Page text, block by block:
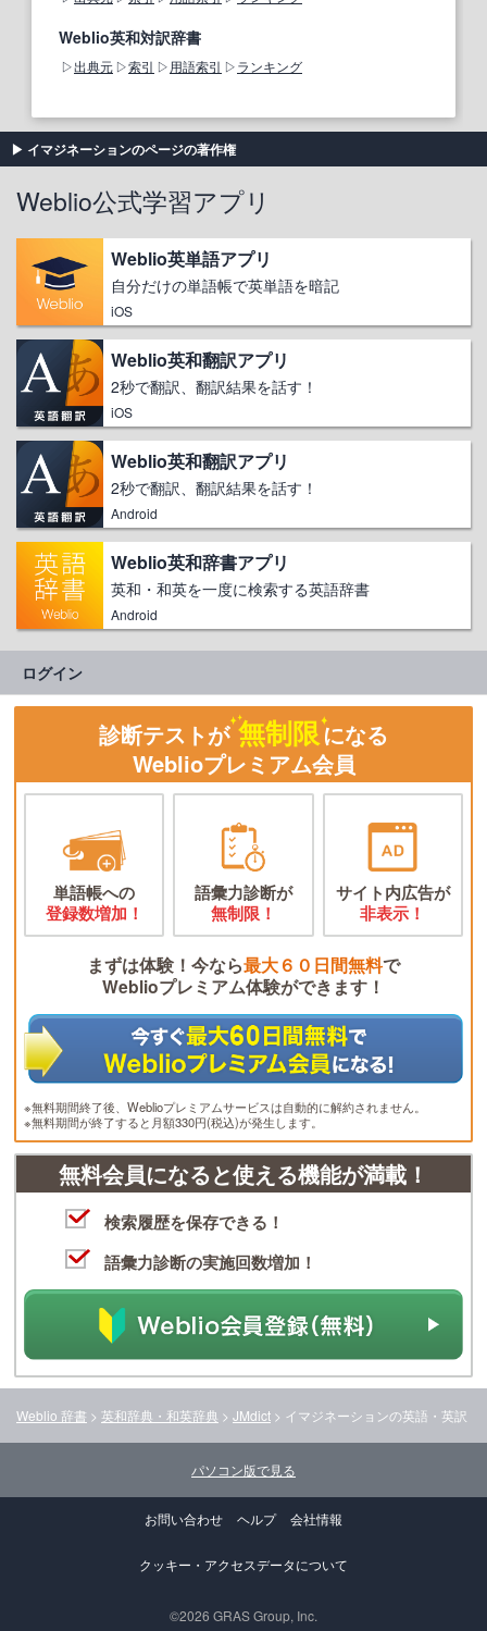
Weblio英和対訳辞書
出典元 索引 用語索引 ランキング
イマジネーションのページの著作権
Weblio公式学習アプリ
Weblio英単語アプリ
自分だけの単語帳で英単語を暗記
iOS
Weblio英和翻訳アプリ
2秒で翻訳、翻訳結果を話す！
iOS
Weblio英和翻訳アプリ
2秒で翻訳、翻訳結果を話す！
Android
Weblio英和辞書アプリ
英和・和英を一度に検索する英語辞書
Android
ログイン
診断テストが 無制限になる
Weblioプレミアム会員
単語帳への
登録数増加！
語彙力診断が
無制限！
サイト内広告が
非表示！
まずは体験！今なら最大６０日間無料で
Weblioプレミアム体験ができます！
※無料期間終了後、Weblioプレミアムサービスは自動的に解約されません。
※無料期間が終了すると月額330円(税込)が発生します。
無料会員になると使える機能が満載！
検索履歴を保存できる！
語彙力診断の実施回数増加！
Weblio 辞書 > 英和辞典・和英辞典 > JMdict > イマジネーションの英語・英訳
パソコン版で見る
お問い合わせ ヘルプ 会社情報
クッキー・アクセスデータについて
©2026 GRAS Group, Inc.